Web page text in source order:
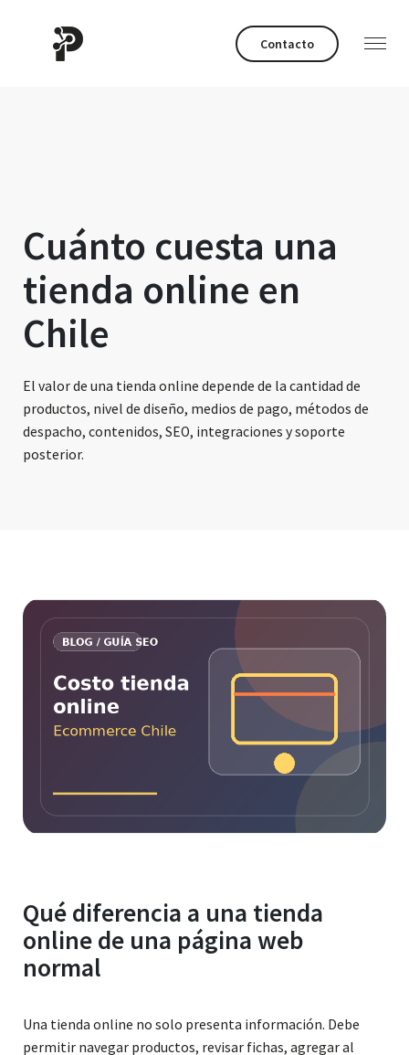
Contacto
Cuánto cuesta una
tienda online en
Chile
El valor de una tienda online depende de la cantidad de
productos, nivel de diseño, medios de pago, métodos de
despacho, contenidos, SEO, integraciones y soporte
posterior.
Qué diferencia a una tienda
online de una página web
normal
Una tienda online no solo presenta información. Debe
permitir navegar productos, revisar fichas, agregar al